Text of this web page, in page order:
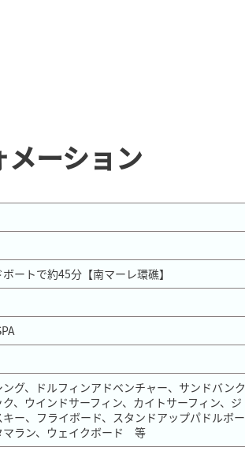
ーション
ートで約45分【南マーレ環礁】
ング、ドルフィンアドベンチャー、サンドバンク
ク、ウインドサーフィン、カイトサーフィン、ジ
キー、フライボード、スタンドアップパドルボー
マラン、ウェイクボード 等